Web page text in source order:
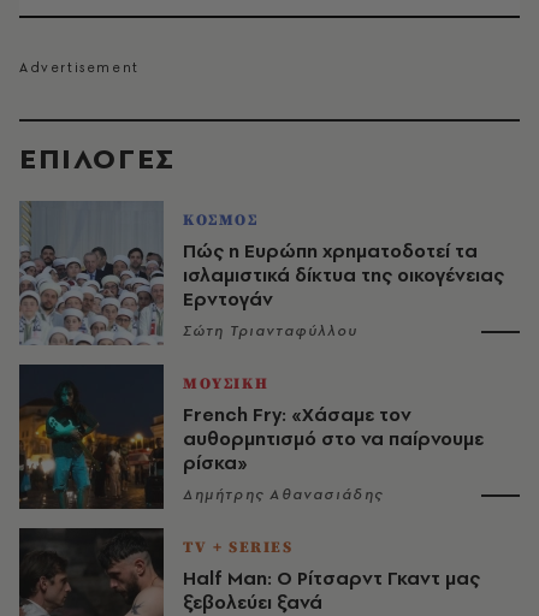
EΠΙΛΟΓΈΣ
ΚΟΣΜΟΣ
Πώς η Ευρώπη χρηματοδοτεί τα
ισλαμιστικά δίκτυα της οικογένειας
Ερντογάν
Σώτη Τριανταφύλλου
ΜΟΥΣΙΚΗ
French Fry: «Χάσαμε τον
αυθορμητισμό στο να παίρνουμε
ρίσκα»
Δημήτρης Αθανασιάδης
TV + SERIES
Half Man: Ο Ρίτσαρντ Γκαντ μας
ξεβολεύει ξανά